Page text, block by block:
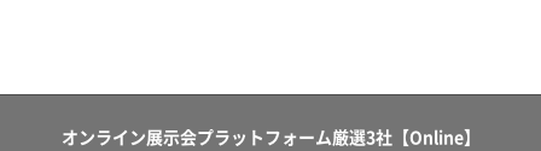
オンライン展示会プラットフォーム厳選3社【Online】